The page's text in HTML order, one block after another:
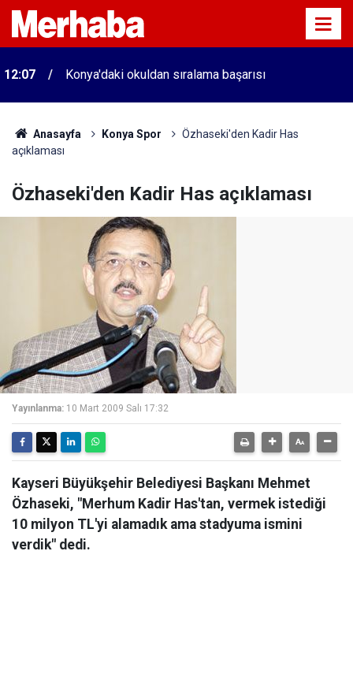
12:07 Konya'daki okuldan sıralama başarısı
Anasayfa Konya Spor
Özhaseki'den Kadir Has
açıklaması
Özhaseki'den Kadir Has açıklaması
Yayınlanma: 10 Mart 2009 Salı 17:32
Kayseri Büyükşehir Belediyesi Başkanı Mehmet
Özhaseki, "Merhum Kadir Has'tan, vermek istediği
10 milyon TL'yi alamadık ama stadyuma ismini
verdik" dedi.